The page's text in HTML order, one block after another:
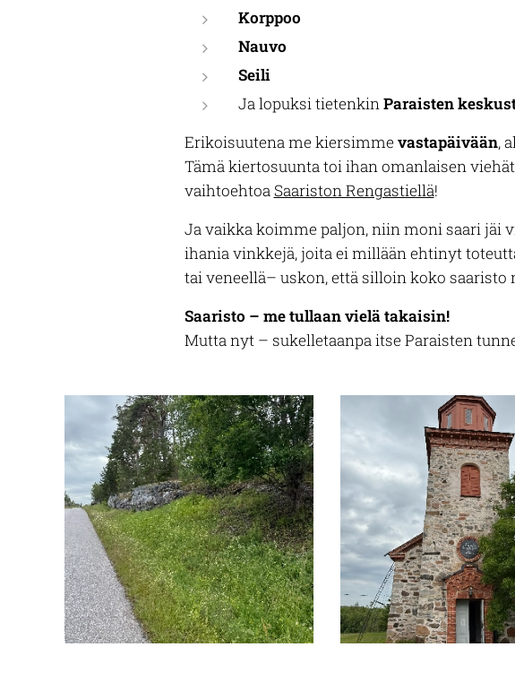
Korppoo
Nauvo
Seili
Ja lopuksi tietenkin Paraisten
Erikoisuutena me kiersimmevastapäivään,
Tämä kiertosuunta toi ihan omanlaisen
vaihtoehtoa Saariston Rengastiellä!
Ja vaikka koimme paljon, niin moni saari jäi
ihania vinkkejä, joita ei millään ehtinyt
tai veneellä– uskon, että silloin koko saaristo
Saaristo – me tullaan vielä takaisin!
Mutta nyt – sukelletaanpa itse Paraisten